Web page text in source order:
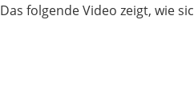
Das folgende Video zeigt, wie